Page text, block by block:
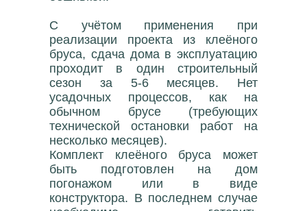
С учётом применения при
реализации проекта из клеёного
бруса, сдача дома в эксплуатацию
проходит в один строительный
сезон за 5-6 месяцев. Нет
усадочных процессов, как на
обычном брусе (требующих
технической остановки работ на
несколько месяцев).
Комплект клеёного бруса может
быть подготовлен на дом
погонажом или в виде
конструктора. В последнем случае